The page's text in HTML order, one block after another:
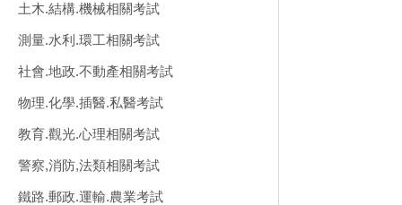
土木.結構.機械相關考試
測量.水利.環工相關考試
社會.地政.不動產相關考試
物理.化學.插醫.私醫考試
教育.觀光.心理相關考試
警察,消防,法類相關考試
鐵路.郵政.運輸.農業考試